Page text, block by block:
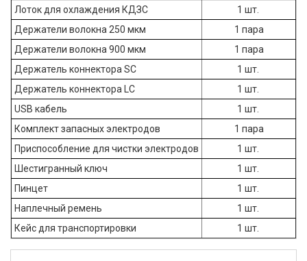
Лоток для охлаждения КДЗС
1 шт.
Держатели волокна 250 мкм
1 пара
Держатели волокна 900 мкм
1 пара
Держатель коннектора SC
1 шт.
Держатель коннектора LC
1 шт.
USB кабель
1 шт.
Комплект запасных электродов
1 пара
Приспособление для чистки электродов
1 шт.
Шестигранный ключ
1 шт.
Пинцет
1 шт.
Наплечный ремень
1 шт.
Кейс для транспортировки
1 шт.